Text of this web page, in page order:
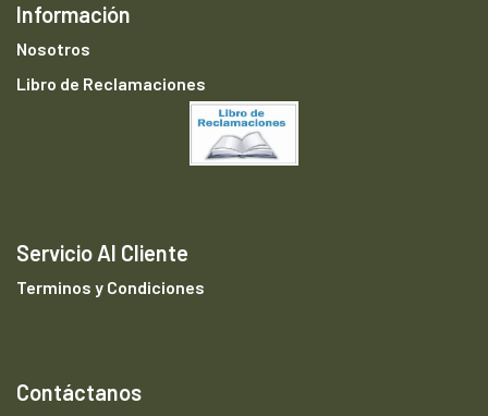
Información
Nosotros
Libro de Reclamaciones
Servicio Al Cliente
Terminos y Condiciones
Contáctanos